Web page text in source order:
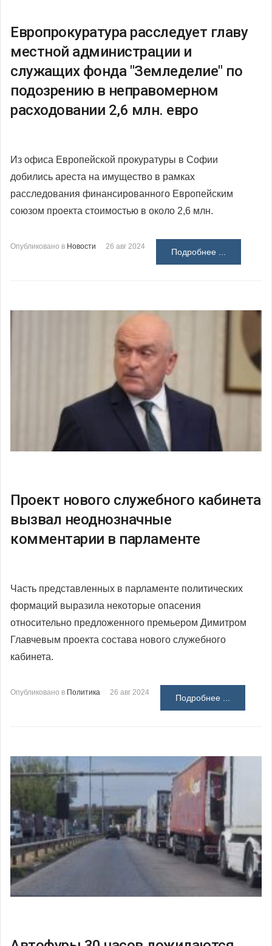
Европрокуратура расследует главу
местной администрации и
служащих фонда "Земледелие" по
подозрению в неправомерном
расходовании 2,6 млн. евро
Из офиса Европейской прокуратуры в Софии
добились ареста на имущество в рамках
расследования финансированного Европейским
союзом проекта стоимостью в около 2,6 млн.
Опубликовано в Новости 26 авг 2024
Подробнее ...
Проект нового служебного кабинета
вызвал неоднозначные
комментарии в парламенте
Часть представленных в парламенте политических
формаций выразила некоторые опасения
относительно предложенного премьером Димитром
Главчевым проекта состава нового служебного
кабинета.
Опубликовано в Политика 26 авг 2024
Подробнее ...